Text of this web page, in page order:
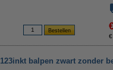
123inkt balpen zwart zonder